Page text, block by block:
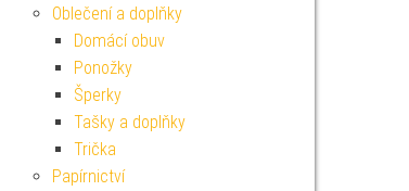
Oblečení a doplňky
Domácí obuv
Ponožky
Šperky
Tašky a doplňky
Trička
Papírnictví